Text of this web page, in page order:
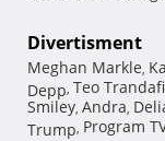
Divertisment
Meghan Markle,
Depp, Teo
Smiley, Andra,
Trump, Program